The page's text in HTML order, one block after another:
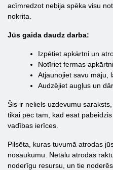
acīmredzot nebija spēka visu
nokrita.
Jūs gaida daudz darba:
Izpētiet apkārtni un
Notīriet fermas
Atjaunojiet savu māju,
Audzējiet augļus un
Šis ir neliels uzdevumu
tikai pēc tam, kad esat
vadības ierīces.
Pilsēta, kuras tuvumā atrodas
nosaukumu. Netālu atrodas
noderīgu resursu, un tie